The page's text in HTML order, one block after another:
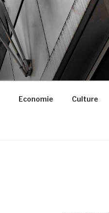
Economie Culture